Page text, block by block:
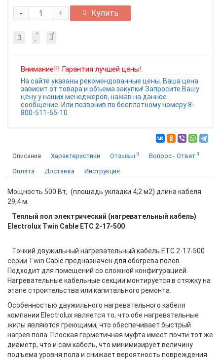
+
- Купить
Внимание!!! Гарантия лучшей цены!
На сайте указаны рекомендованные цены. Ваша цена
зависит от товара и объема закупки! Запросите Вашу
цену у наших менеджеров, нажав на данное
сообщение. Или позвонив по бесплатному номеру 8-
800-511-65-10
Описание Характеристики Отзывы 0 Вопрос - Ответ 0
Оплата Доставка Инструкция
Мощность 500 Вт, (площадь укладки 4,2 м2) длина кабеля
29,4 м.
Теплый пол электрический (нагревательный кабель)
Electrolux Twin Cable ETC 2-17-500
Тонкий двужильный нагревательный кабель ETC 2-17-500
серии Twin Cable предназначен для обогрева полов.
Подходит для помещений со сложной конфигурацией.
Нагревательные кабельные секции монтируется в стяжку на
этапе строительства или капитального ремонта.
Особенностью двужильного нагревательного кабеля
компании Electrolux является то, что обе нагревательные
жилы являются греющими, что обеспечивает быстрый
нагрев пола. Плоская герметичная муфта имеет почти тот же
диаметр, что и сам кабель, что минимизирует величину
подъема уровня пола и снижает вероятность повреждения